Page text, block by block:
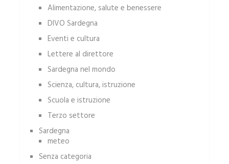
Alimentazione, salute e benessere
DIVO Sardegna
Eventi e cultura
Lettere al direttore
Sardegna nel mondo
Scienza, cultura, istruzione
Scuola e istruzione
Terzo settore
Sardegna
meteo
Senza categoria